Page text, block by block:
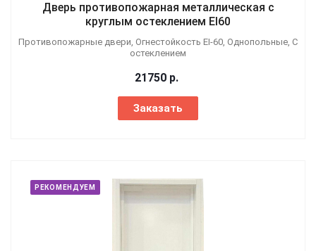
Дверь противопожарная металлическая с
круглым остеклением EI60
Противопожарные двери, Огнестойкость EI-60, Однопольные, С
остеклением
21750 р.
Заказать
РЕКОМЕНДУЕМ